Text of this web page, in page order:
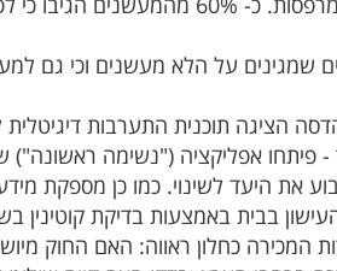
שמגינים על הלא מעשנים וכי גם
הציגה תוכנית התערבות
- פיתחו אפליקציה ("נשימה
את היעד לשינוי. כמו כן מספקת
בבית באמצעות בדיקת קוטינין
המכירה כחלון ראווה: האם החוק